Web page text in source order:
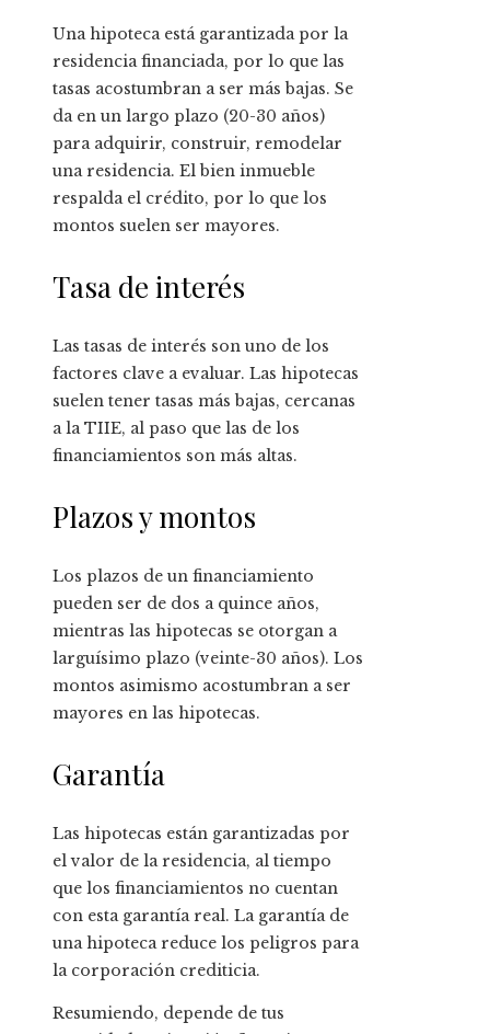
Una hipoteca está garantizada por la
residencia financiada, por lo que las
tasas acostumbran a ser más bajas. Se
da en un largo plazo (20-30 años)
para adquirir, construir, remodelar
una residencia. El bien inmueble
respalda el crédito, por lo que los
montos suelen ser mayores.
Tasa de interés
Las tasas de interés son uno de los
factores clave a evaluar. Las hipotecas
suelen tener tasas más bajas, cercanas
a la TIIE, al paso que las de los
financiamientos son más altas.
Plazos y montos
Los plazos de un financiamiento
pueden ser de dos a quince años,
mientras las hipotecas se otorgan a
larguísimo plazo (veinte-30 años). Los
montos asimismo acostumbran a ser
mayores en las hipotecas.
Garantía
Las hipotecas están garantizadas por
el valor de la residencia, al tiempo
que los financiamientos no cuentan
con esta garantía real. La garantía de
una hipoteca reduce los peligros para
la corporación crediticia.
Resumiendo, depende de tus